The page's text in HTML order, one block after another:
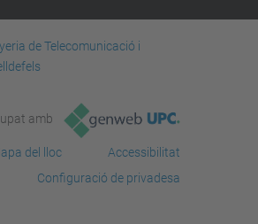
de Telecomunicació i
amb
del lloc
Accessibilitat
Configuració de privadesa